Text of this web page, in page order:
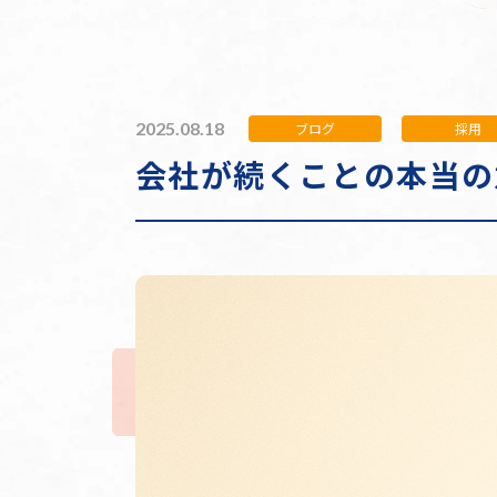
2025.08.18 ブログ 採用
会社が続くことの本当